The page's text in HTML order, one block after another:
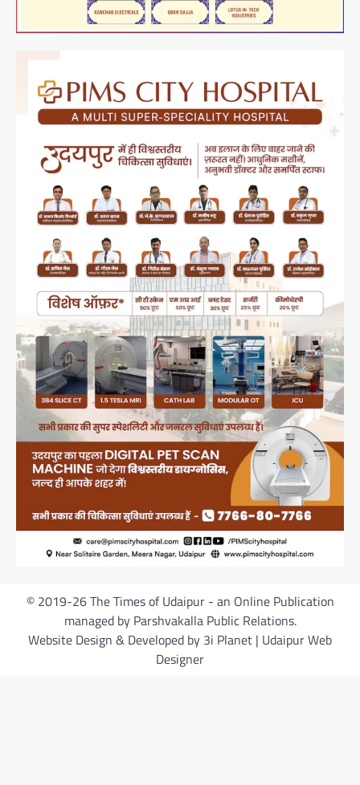
© 2019-26 The Times of Udaipur - an Online Publication
managed by Parshvakalla Public Relations.
Website Design & Developed by 3i Planet | Udaipur Web
Designer